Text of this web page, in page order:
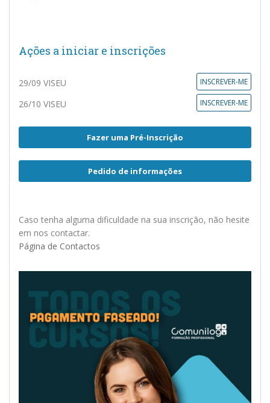
Ações a iniciar e inscrições
29/09 VISEU INSCREVER-ME
26/10 VISEU INSCREVER-ME
Fazer uma Pré-Inscrição
Pedido de informações
Caso tenha alguma dificuldade na sua inscrição, não hesite
em nos contactar.
Página de Contactos